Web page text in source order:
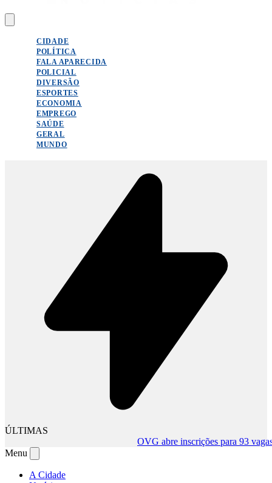
CIDADE
POLÍTICA
FALA APARECIDA
POLICIAL
DIVERSÃO
ESPORTES
ECONOMIA
EMPREGO
SAÚDE
GERAL
MUNDO
ÚLTIMAS
OVG abre inscrições para 93 vagas
Menu
A Cidade